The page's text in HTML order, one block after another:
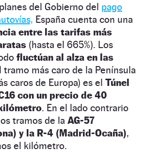
del Gobierno del pago
España cuenta con una
entre las tarifas más
(hasta el 665%). Los
fluctúan al alza en las
tramo más caro de la Península
caros de Europa) es el Túnel
con un precio de 40
. En el lado contrario
tramos de la AG-57
y la R-4 (Madrid-Ocaña),
el kilómetro.